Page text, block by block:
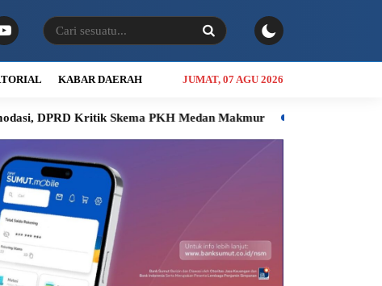
KABAR DAERAH JUMAT, 07 AGU 2026
Kritik Skema PKH Medan Makmur PUD Pembangunan